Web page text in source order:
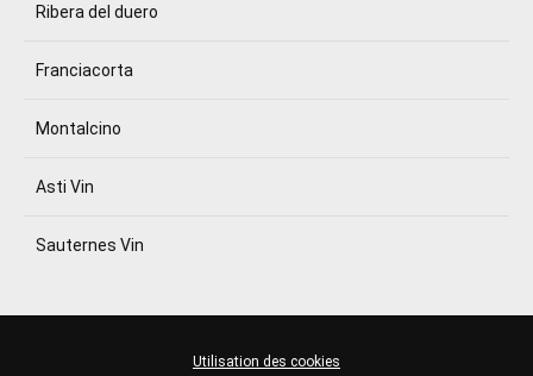
Ribera del duero
Franciacorta
Montalcino
Asti Vin
Sauternes Vin
Utilisation des cookies